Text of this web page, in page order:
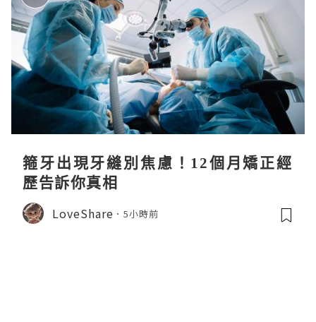
箍牙出現牙縫別焦慮！12個月矯正經
歷告訴你真相
LoveShare 5小時前